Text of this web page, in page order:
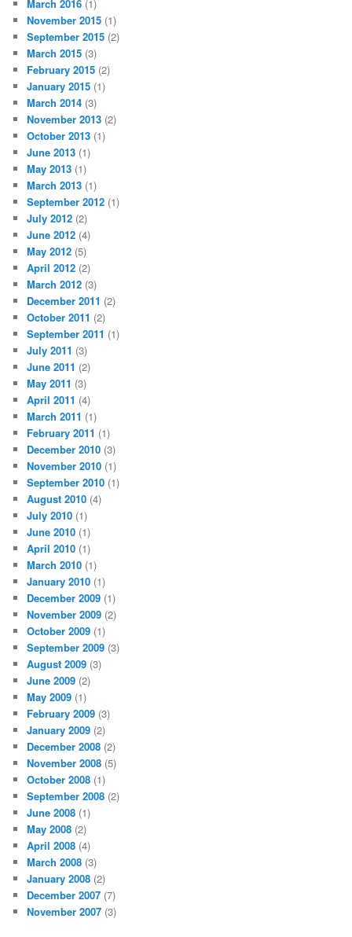
March 2016 (1)
November 2015 (1)
September 2015 (2)
March 2015 (3)
February 2015 (2)
January 2015 (1)
March 2014 (3)
November 2013 (2)
October 2013 (1)
June 2013 (1)
May 2013 (1)
March 2013 (1)
September 2012 (1)
July 2012 (2)
June 2012 (4)
May 2012 (5)
April 2012 (2)
March 2012 (3)
December 2011 (2)
October 2011 (2)
September 2011 (1)
July 2011 (3)
June 2011 (2)
May 2011 (3)
April 2011 (4)
March 2011 (1)
February 2011 (1)
December 2010 (3)
November 2010 (1)
September 2010 (1)
August 2010 (4)
July 2010 (1)
June 2010 (1)
April 2010 (1)
March 2010 (1)
January 2010 (1)
December 2009 (1)
November 2009 (2)
October 2009 (1)
September 2009 (3)
August 2009 (3)
June 2009 (2)
May 2009 (1)
February 2009 (3)
January 2009 (2)
December 2008 (2)
November 2008 (5)
October 2008 (1)
September 2008 (2)
June 2008 (1)
May 2008 (2)
April 2008 (4)
March 2008 (3)
January 2008 (2)
December 2007 (7)
November 2007 (3)